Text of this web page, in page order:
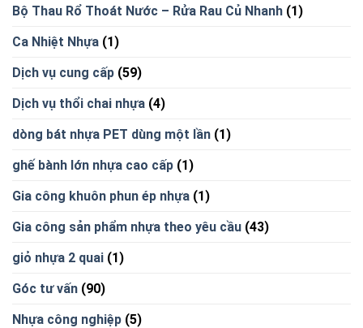
Bộ Thau Rổ Thoát Nước – Rửa Rau Củ Nhanh (1)
Ca Nhiệt Nhựa (1)
Dịch vụ cung cấp (59)
Dịch vụ thổi chai nhựa (4)
dòng bát nhựa PET dùng một lần (1)
ghế bành lớn nhựa cao cấp (1)
Gia công khuôn phun ép nhựa (1)
Gia công sản phẩm nhựa theo yêu cầu (43)
giỏ nhựa 2 quai (1)
Góc tư vấn (90)
Nhựa công nghiệp (5)